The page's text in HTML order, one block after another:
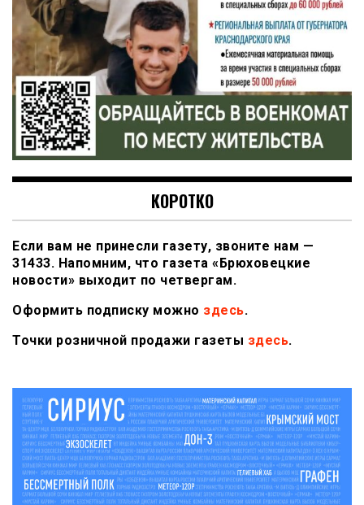
КОРОТКО
Если вам не принесли газету, звоните нам —
31433. Напомним, что газета «Брюховецкие
новости» выходит по четвергам.
Оформить подписку можно здесь.
Точки розничной продажи газеты здесь.